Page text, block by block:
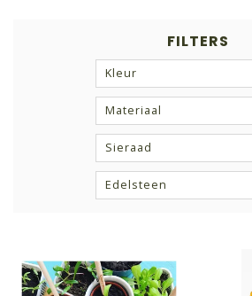
FILTERS
Kleur
Materiaal
Sieraad
Edelsteen